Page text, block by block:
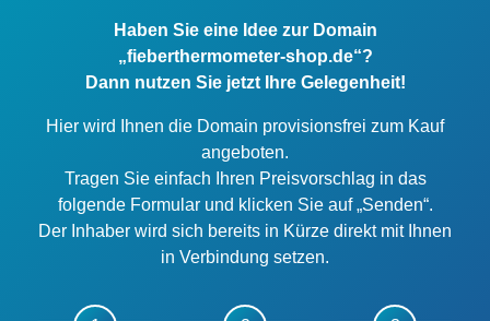
Haben Sie eine Idee zur Domain
„fieberthermometer-shop.de“?
Dann nutzen Sie jetzt Ihre Gelegenheit!
Hier wird Ihnen die Domain provisionsfrei zum Kauf
angeboten.
Tragen Sie einfach Ihren Preisvorschlag in das
folgende Formular und klicken Sie auf „Senden“.
Der Inhaber wird sich bereits in Kürze direkt mit Ihnen
in Verbindung setzen.